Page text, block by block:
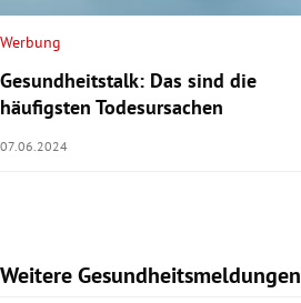
Werbung
Gesundheitstalk: Das sind die
häufigsten Todesursachen
07.06.2024
Weitere Gesundheitsmeldungen